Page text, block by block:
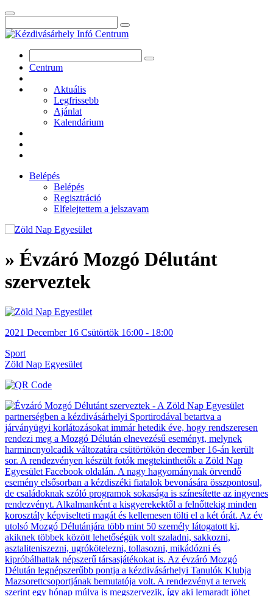
Centrum
Aktuális
Legfrissebb
Ajánlat
Kalendárium
Belépés
Belépés
Regisztráció
Elfelejtettem a jelszavam
» Évzáró Mozgó Délutánt
szerveztek
2021 December 16 Csütörtök 16:00 - 18:00
Sport
Zöld Nap Egyesület